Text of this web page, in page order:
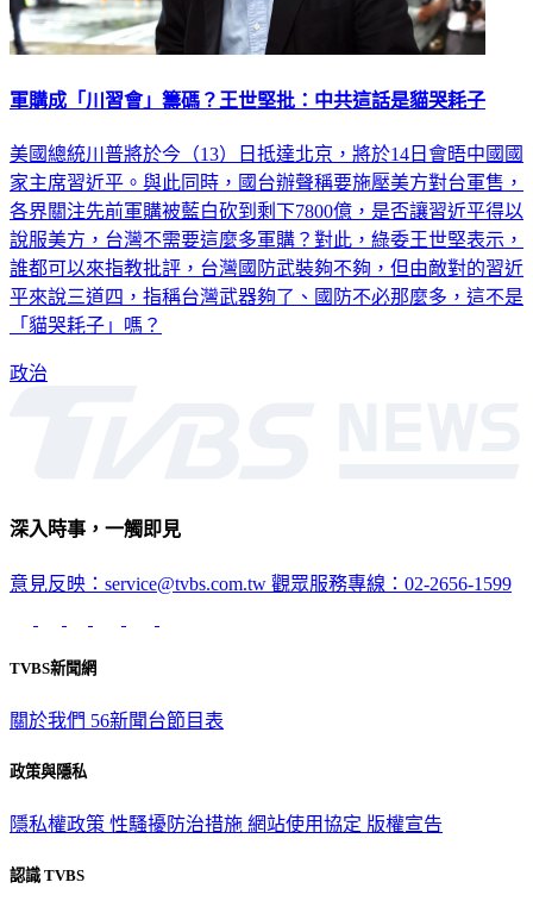
軍購成「川習會」籌碼？王世堅批：中共這話是貓哭耗子
美國總統川普將於今（13）日抵達北京，將於14日會晤中國國
家主席習近平。與此同時，國台辦聲稱要施壓美方對台軍售，
各界關注先前軍購被藍白砍到剩下7800億，是否讓習近平得以
說服美方，台灣不需要這麼多軍購？對此，綠委王世堅表示，
誰都可以來指教批評，台灣國防武裝夠不夠，但由敵對的習近
平來說三道四，指稱台灣武器夠了、國防不必那麼多，這不是
「貓哭耗子」嗎？
政治
深入時事，一觸即見
意見反映：service@tvbs.com.tw 觀眾服務專線：02-2656-1599
TVBS新聞網
關於我們 56新聞台節目表
政策與隱私
隱私權政策 性騷擾防治措施 網站使用協定 版權宣告
認識 TVBS